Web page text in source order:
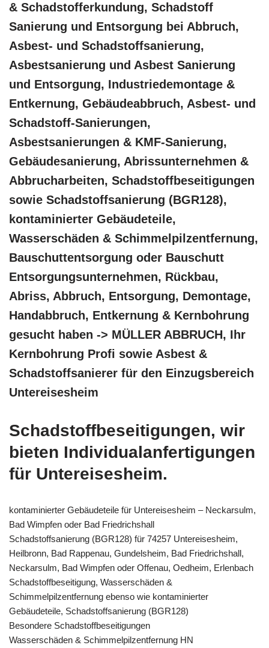
& Schadstofferkundung, Schadstoff
Sanierung und Entsorgung bei Abbruch,
Asbest- und Schadstoffsanierung,
Asbestsanierung und Asbest Sanierung
und Entsorgung, Industriedemontage &
Entkernung, Gebäudeabbruch, Asbest- und
Schadstoff-Sanierungen,
Asbestsanierungen & KMF-Sanierung,
Gebäudesanierung, Abrissunternehmen &
Abbrucharbeiten, Schadstoffbeseitigungen
sowie Schadstoffsanierung (BGR128),
kontaminierter Gebäudeteile,
Wasserschäden & Schimmelpilzentfernung,
Bauschuttentsorgung oder Bauschutt
Entsorgungsunternehmen, Rückbau,
Abriss, Abbruch, Entsorgung, Demontage,
Handabbruch, Entkernung & Kernbohrung
gesucht haben -> MÜLLER ABBRUCH, Ihr
Kernbohrung Profi sowie Asbest &
Schadstoffsanierer für den Einzugsbereich
Untereisesheim
Schadstoffbeseitigungen, wir
bieten Individualanfertigungen
für Untereisesheim.
kontaminierter Gebäudeteile für Untereisesheim – Neckarsulm,
Bad Wimpfen oder Bad Friedrichshall
Schadstoffsanierung (BGR128) für 74257 Untereisesheim,
Heilbronn, Bad Rappenau, Gundelsheim, Bad Friedrichshall,
Neckarsulm, Bad Wimpfen oder Offenau, Oedheim, Erlenbach
Schadstoffbeseitigung, Wasserschäden &
Schimmelpilzentfernung ebenso wie kontaminierter
Gebäudeteile, Schadstoffsanierung (BGR128)
Besondere Schadstoffbeseitigungen
Wasserschäden & Schimmelpilzentfernung HN